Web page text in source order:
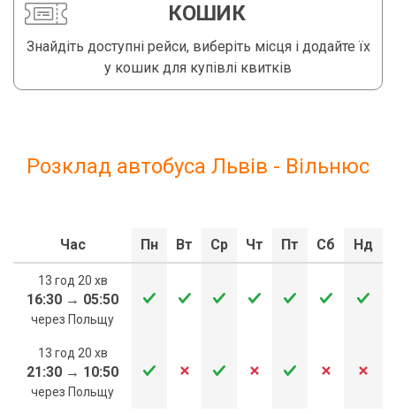
КОШИК
Знайдіть доступні рейси, виберіть місця і додайте їх
у кошик для купівлі квитків
Розклад автобуса Львів - Вільнюс
Час Пн Вт Ср Чт Пт Сб Нд
13 год 20 хв
16:30 → 05:50
через Польщу
13 год 20 хв
21:30 → 10:50
через Польщу